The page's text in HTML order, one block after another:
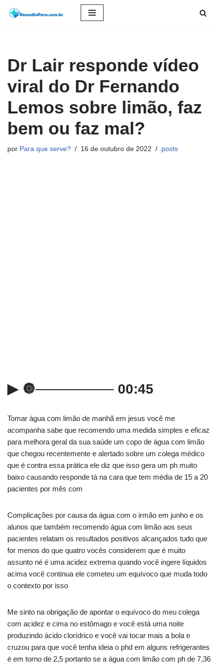
conteúdo
Dr Lair responde vídeo
viral do Dr Fernando
Lemos sobre limão, faz
bem ou faz mal?
por Para que serve? 16 de outubro de 2022 posts
▶ 🔘──────── 00:45
Tomar água com limão de manhã em jesus você me
acompanha sabe que recomendo uma medida simples e eficaz
para melhora geral da sua saúde um copo de água com limão
que chegou recentemente e alertado sobre um colega médico
que é contra essa prática ele diz que isso gera um ph muito
baixo causando responde tá na cara que tem média de 15 a 20
pacientes por mês com
Complicações por causa da água com o irmão em junho e os
alunos que também recomendo água com limão aos seus
pacientes relatam os resultados positivos alcançados tudo que
for menos do que quatro vocês considerem que é muito
assunto né é uma acidez extrema quando você ingere líquidos
acima você continua ele cometeu um equívoco que muda todo
o contexto por isso
Me sinto na obrigação de apontar o equívoco do meu colega
com acidez e cima no estômago e você está uma noite
produzindo ácido clorídrico e você vai tocar mais a bola e
cruzou para que você tenha ideia o phd em alguns refrigerantes
é em torno de 2,5 portanto se a água com limão com ph de 7,36